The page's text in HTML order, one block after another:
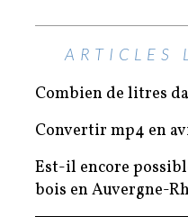
ARTICLES
Combien de litres
Convertir mp4 en
Est-il encore
bois en Auvergne-